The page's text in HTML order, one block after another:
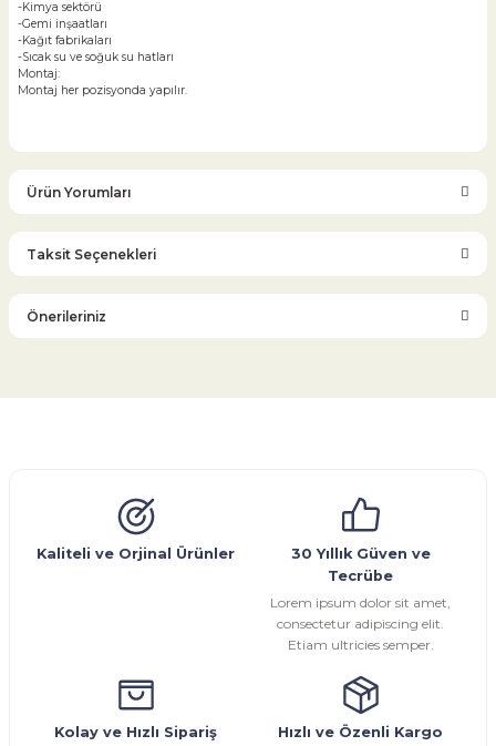
-Kimya sektörü
-Gemi inşaatları
-Kağıt fabrikaları
-Sıcak su ve soğuk su hatları
Montaj:
Montaj her pozisyonda yapılır.
Ürün Yorumları
Bu ürüne ilk yorumu siz yapın!
Taksit Seçenekleri
Önerileriniz
Ürün açıklamasında eksik bilgiler bulunuyor.
Ürün bilgilerinde hatalar bulunuyor.
Bu ürüne benzer farklı alternatifler olmalı.
Kaliteli ve Orjinal Ürünler
30 Yıllık Güven ve
Tecrübe
Lorem ipsum dolor sit amet,
consectetur adipiscing elit.
Etiam ultricies semper.
Kolay ve Hızlı Sipariş
Hızlı ve Özenli Kargo